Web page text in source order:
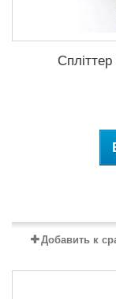
Добавить к